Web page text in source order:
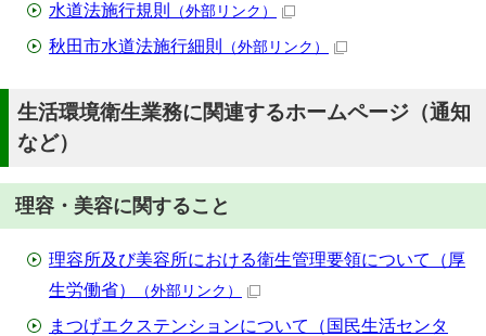
水道法施行規則 （外部リンク）
秋田市水道法施行細則 （外部リンク）
生活環境衛生業務に関連するホームページ（通知
など）
理容・美容に関すること
理容所及び美容所における衛生管理要領について（厚
生労働省）
（外部リンク）
まつげエクステンションについて（国民生活センタ